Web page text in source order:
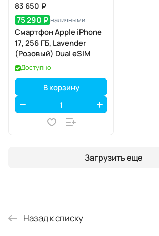
83 650 ₽
75 290 ₽ наличными
Смартфон Apple iPhone
17, 256 ГБ, Lavender
(Розовый) Dual eSIM
Доступно
В корзину
Загрузить еще
Назад к списку